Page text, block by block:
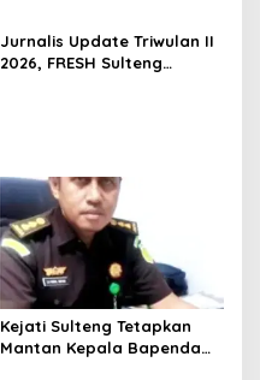
2045
Jurnalis Update Triwulan II
2026, FRESH Sulteng
Kejati Sulteng Tetapkan
Mantan Kepala Bapenda